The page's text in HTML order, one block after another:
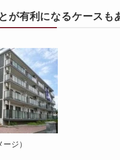
が有利になるケースも
ジ）